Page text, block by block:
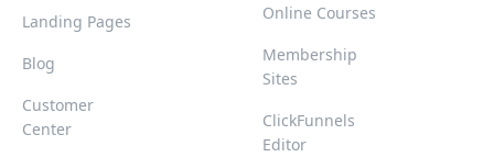
Landing Pages
Blog
Customer
Center
Online Courses
Membership
Sites
ClickFunnels
Editor